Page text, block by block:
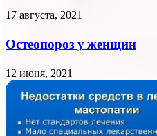
17 августа, 2021
Остеопороз у женщин
12 июня, 2021